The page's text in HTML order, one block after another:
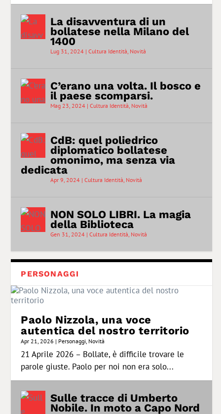
La disavventura di un
bollatese nella Milano del
1400
Lug 31, 2024 |Cultura Identità Novità
C’erano una volta. Il bosco e
il paese scomparsi.
Mag 23, 2024 |Cultura Identità Novità
CdB: quel poliedrico
diplomatico bollatese
omonimo, ma senza via
dedicata
Apr 9, 2024 |Cultura Identità Novità
NON SOLO LIBRI. La magia
della Biblioteca
Gen 31, 2024 |Cultura Identità Novità
PERSONAGGI
Paolo Nizzola, una voce
autentica del nostro territorio
Apr 21, 2026 | Personaggi Novità
21 Aprile 2026 – Bollate, è difficile trovare le
parole giuste. Paolo per noi non era solo...
Sulle tracce di Umberto
Nobile. In moto a Capo Nord